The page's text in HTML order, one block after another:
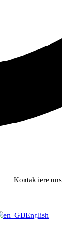
Kontaktiere uns
English